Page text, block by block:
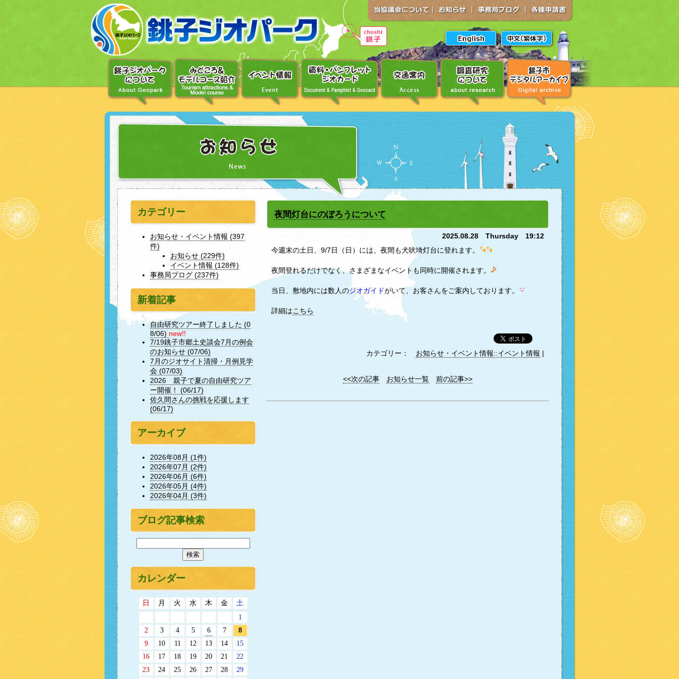
夜間灯台にのぼろうについて
2025.08.28 Thursday 19:12
今週末の土日、9/7日（日）には、夜間も犬吠埼灯台に登れます。
夜間登れるだけでなく、さまざまなイベントも同時に開催されます。
当日、敷地内には数人のジオガイドがいて、お客さんをご案内しております。
詳細はこちら
カテゴリー： お知らせ・イベント情報::イベント情報 |
<<次の記事 お知らせ一覧 前の記事>>
カテゴリー
お知らせ・イベント情報 (397
件)
お知らせ (229件)
イベント情報 (128件)
事務局ブログ (237件)
新着記事
自由研究ツアー終了しました (0
8/06) new!!
7/19銚子市郷土史談会7月の例会
のお知らせ (07/06)
7月のジオサイト清掃・月例見学
会 (07/03)
2026 親子で夏の自由研究ツア
ー開催！ (06/17)
佐久間さんの挑戦を応援します
(06/17)
アーカイブ
2026年08月 (1件)
2026年07月 (2件)
2026年06月 (6件)
2026年05月 (4件)
2026年04月 (3件)
ブログ記事検索
カレンダー
日 月 火 水 木 金
土
1
2
3 4 5 6 7
8
9
10 11 12 13 14
15
16
17 18 19 20 21
22
23
24 25 26 27 28
29